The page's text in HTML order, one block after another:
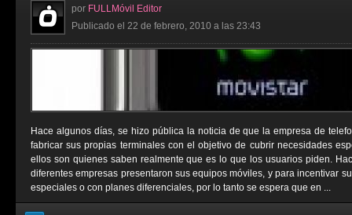
por FULLMóvil Editor
Publicado el 22 de febrero, 2010 a las 23:43
Hace algunos días, se hizo pública la noticia de que la empresa de
fabricar sus propias terminales con el objetivo de cubrir necesidades
ellos son quienes saben realmente que es lo que los usuarios piden.
diferentes empresas presentaron sus equipos móviles, y para incentivar
especiales o con planes diferenciales, por lo tanto se espera que en ...